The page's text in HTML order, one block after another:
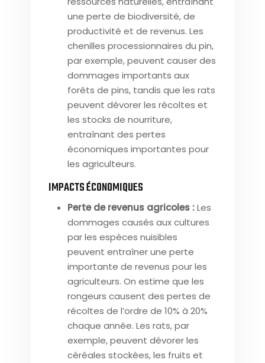
une perte de biodiversité, de
productivité et de revenus. Les
chenilles processionnaires du pin,
par exemple, peuvent causer des
dommages importants aux
forêts de pins, tandis que les rats
peuvent dévorer les récoltes et
les stocks de nourriture,
entraînant des pertes
économiques importantes pour
les agriculteurs.
IMPACTS ÉCONOMIQUES
Perte de revenus agricoles :Les
dommages causés aux cultures
par les espèces nuisibles
peuvent entraîner une perte
importante de revenus pour les
agriculteurs. On estime que les
rongeurs causent des pertes de
récoltes de l’ordre de 10% à 20%
chaque année. Les rats, par
exemple, peuvent dévorer les
céréales stockées, les fruits et